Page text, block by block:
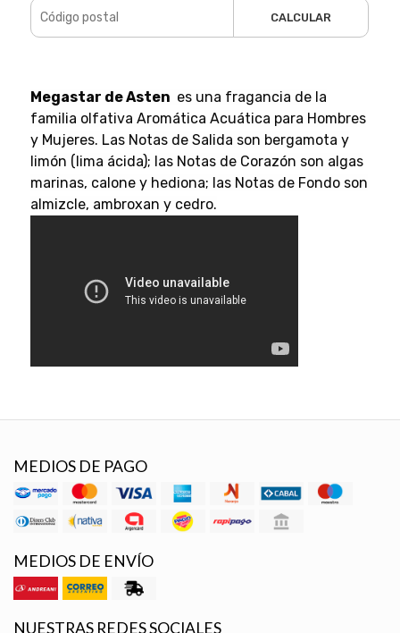
CALCULAR
Megastar de Asten es una fragancia de la
familia olfativa Aromática Acuática para Hombres
y Mujeres. Las Notas de Salida son bergamota y
limón (lima ácida); las Notas de Corazón son algas
marinas, calone y hediona; las Notas de Fondo son
almizcle, ambroxan y cedro.
MEDIOS DE PAGO
MEDIOS DE ENVÍO
NUESTRAS REDES SOCIALES